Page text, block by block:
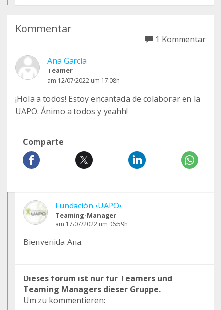
Kommentar
1 Kommentar
Ana García
Teamer
am 12/07/2022 um 17:08h
¡Hola a todos! Estoy encantada de colaborar en la
UAPO. Ánimo a todos y yeahh!
Comparte
Fundación •UAPO•
Teaming-Manager
am 17/07/2022 um 06:59h
Bienvenida Ana.
Dieses forum ist nur für Teamers und
Teaming Managers dieser Gruppe.
Um zu kommentieren: